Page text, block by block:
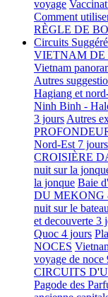
voyage
Comment
RÈGLE DE
Circuits
VIETNAM DE
Vietnam
Autres
Hagiang et
Ninh Binh -
3 jours Autres
Nord-Est 7 jours
CROISIÈRE
nuit sur la
la jonque Baie
DU MEKONG
nuit sur le bateau
et decouverte 3
Quoc 4 jours
NOCES
voyage de noce
CIRCUITS
Pagode des